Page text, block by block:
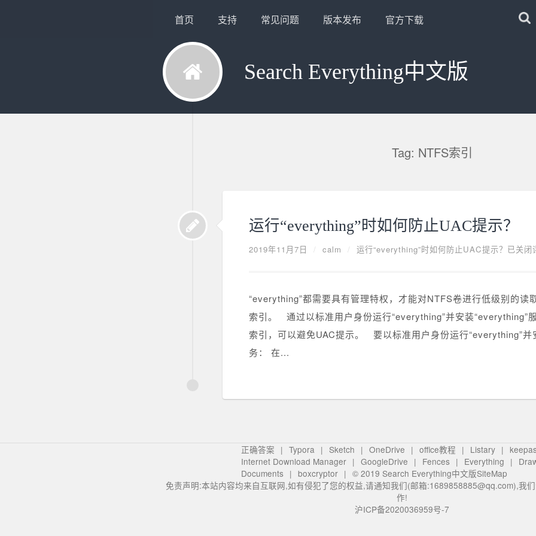
首页 支持 常见问题 版本发布 官方下载
Search Everything中文版
Tag: NTFS索引
运行“everything”时如何防止UAC提示？
2019年11月7日 / calm / 运行“everything”时如何防止UAC提示？ 已关闭
“everything”都需要具有管理特权，才能对NTFS卷进行低级别的读
索引。 通过以标准用户身份运行“everything”并安装“everything”
索引，可以避免UAC提示。 要以标准用户身份运行“everything”并
务： 在...
正确答案 Typora Sketch OneDrive office教程 Listary
Internet Download Manager GoogleDrive Fences Everything
Documents
boxcryptor © 2019 Search Everything中文版SiteMap
免责声明:本站内容均来自互联网,如有侵犯了您的权益,请通知我们(邮箱:1689858885@qq.com),我
作!
沪ICP备2020036959号-7